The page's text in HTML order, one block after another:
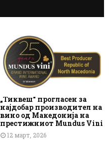
„Тиквеш“ прогласен за
најдобар производител на
вино од Македонија на
престижниот Mundus Vini
12 март, 2026